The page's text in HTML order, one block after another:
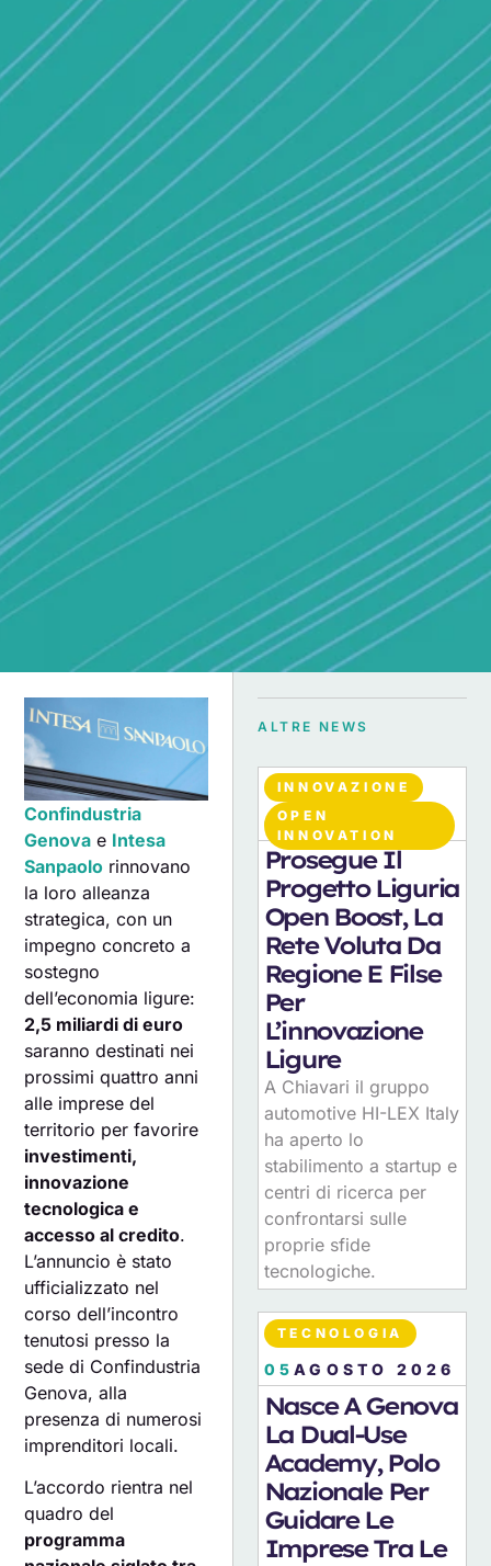
Confindustria
Genova e Intesa
Sanpaolo rinnovano
la loro alleanza
strategica, con un
impegno concreto a
sostegno
dell’economia ligure:
2,5 miliardi di euro
saranno destinati nei
prossimi quattro anni
alle imprese del
territorio per favorire
investimenti,
innovazione
tecnologica e
accesso al credito.
L’annuncio è stato
ufficializzato nel
corso dell’incontro
tenutosi presso la
sede di Confindustria
Genova, alla
presenza di numerosi
imprenditori locali.
L’accordo rientra nel
quadro del
programma
ALTRE NEWS
INNOVAZIONE
OPEN
INNOVATION
07AGOSTO 2026
Prosegue Il
Progetto Liguria
Open Boost, La
Rete Voluta Da
Regione E Filse
Per
L’innovazione
Ligure
A Chiavari il gruppo
automotive HI-LEX Italy
ha aperto lo
stabilimento a startup e
centri di ricerca per
confrontarsi sulle
proprie sfide
tecnologiche.
TECNOLOGIA
05AGOSTO 2026
Nasce A Genova
La Dual-Use
Academy, Polo
Nazionale Per
Guidare Le
Imprese Tra Le